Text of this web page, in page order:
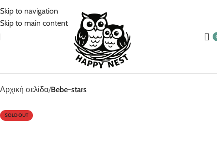
Skip to navigation
Skip to main content
Αρχική σελίδα Bebe-stars
SOLD OUT
5% Επιπλέον έκπτωση για πληρωμές με κάρτα!